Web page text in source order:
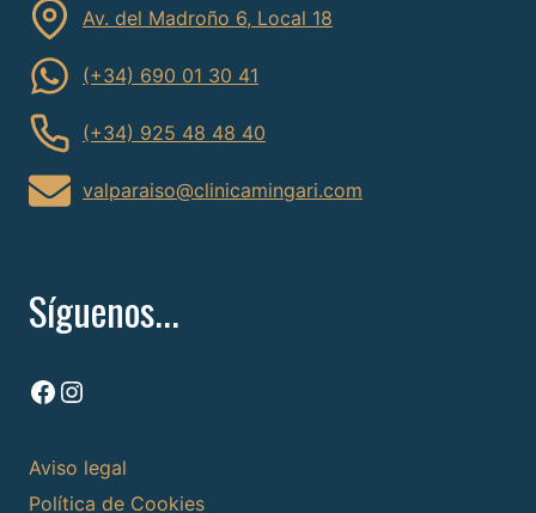
Av. del Madroño 6, Local 18
(+34) 690 01 30 41
(+34) 925 48 48 40
valparaiso@clinicamingari.com
Síguenos...
Facebook
Instagram
Aviso legal
Política de Cookies